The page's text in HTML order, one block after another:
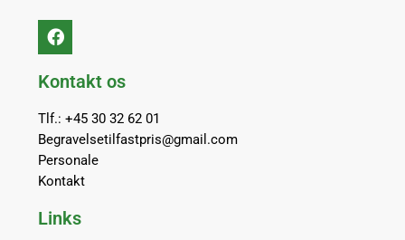
Kontakt os
Tlf.: +45 30 32 62 01
Begravelsetilfastpris@gmail.com
Personale
Kontakt
Links